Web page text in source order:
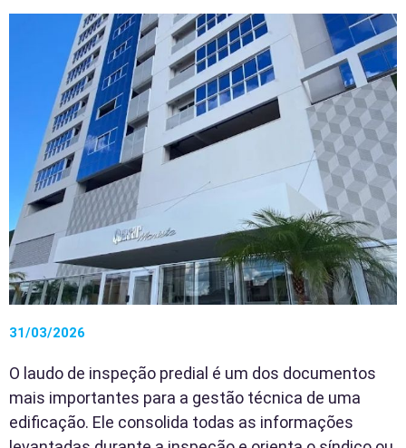
31/03/2026
O laudo de inspeção predial é um dos documentos
mais importantes para a gestão técnica de uma
edificação. Ele consolida todas as informações